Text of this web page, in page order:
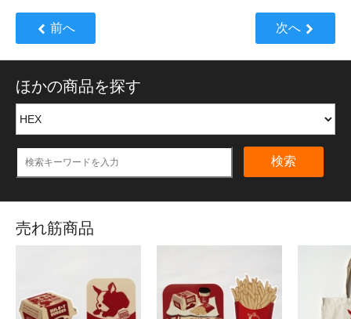
前へ 次へ
ほかの商品を探す
検索
売れ筋商品